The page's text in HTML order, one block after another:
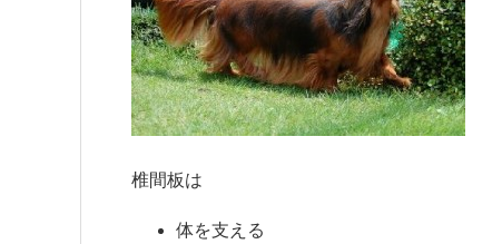
椎間板は
体を支える